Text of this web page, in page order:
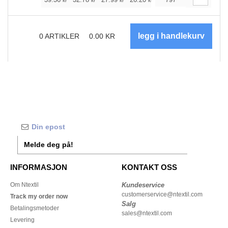
0ARTIKLER 0.00 KR
Melde deg på!
INFORMASJON
Om Ntextil
Track my order now
Betalingsmetoder
Levering
KONTAKT OSS
Kundeservice
customerservice@ntextil.com
Salg
sales@ntextil.com